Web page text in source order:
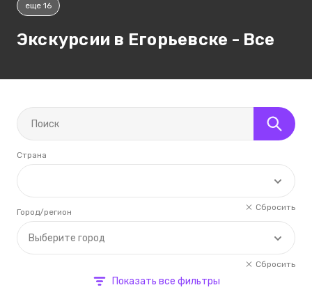
еще 16
Экскурсии в Егорьевске - Все
Страна
Сбросить
Выберите город
Город/регион
Сбросить
Показать все фильтры